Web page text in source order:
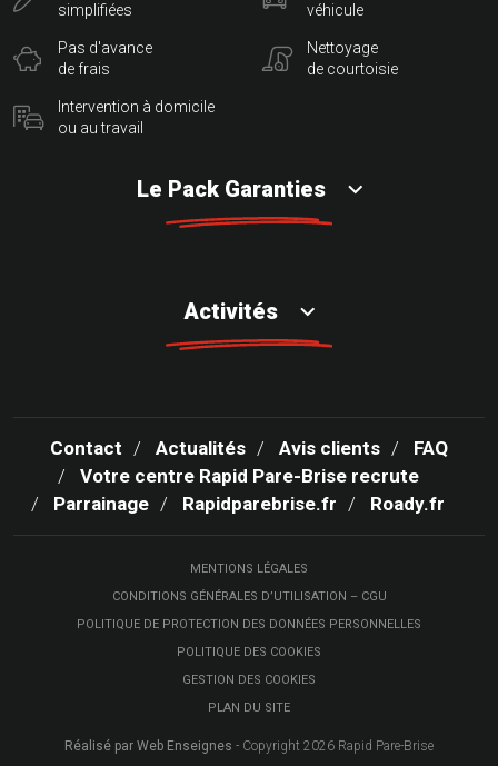
simplifiées
Pas d'avance
de frais
Intervention à domicile
ou au travail
véhicule
Nettoyage
de courtoisie
Le Pack Garanties
Activités
Contact Actualités Avis clients
FAQ
Votre centre Rapid Pare-Brise recrute
Parrainage
Rapidparebrise.fr Roady.fr
MENTIONS LÉGALES
CONDITIONS GÉNÉRALES D’UTILISATION – CGU
POLITIQUE DE PROTECTION DES DONNÉES PERSONNELLES
POLITIQUE DES COOKIES
GESTION DES COOKIES
PLAN DU SITE
Réalisé par Web Enseignes - Copyright 2026 Rapid Pare-Brise